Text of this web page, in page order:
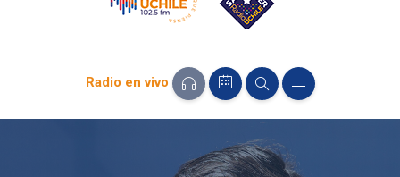
Radio en vivo